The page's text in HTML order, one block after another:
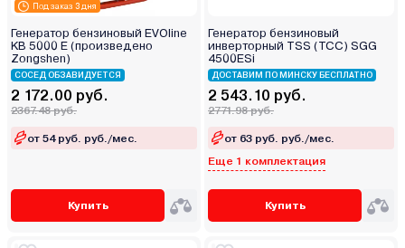
Под заказ 3 дня
Генератор бензиновый EVOline
KB 5000 E (произведено
Zongshen)
СОСЕД ОБЗАВИДУЕТСЯ
2 172.00 руб.
2367.48 руб.
от 54 руб. руб./мес.
Купить
Генератор бензиновый
инверторный TSS (ТСС) SGG
4500ESi
ДОСТАВИМ ПО МИНСКУ БЕСПЛАТНО
2 543.10 руб.
2771.98 руб.
от 63 руб. руб./мес.
Еще 1 комплектация
Купить